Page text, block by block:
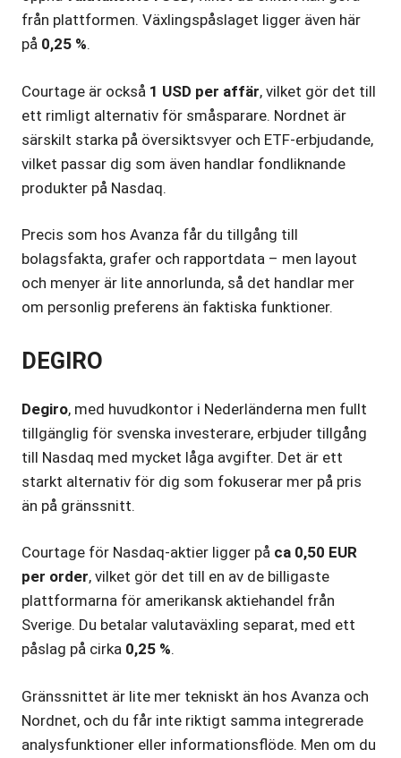
från plattformen. Växlingspåslaget ligger även här
på 0,25 %.
Courtage är också 1 USD per affär, vilket gör det till
ett rimligt alternativ för småsparare. Nordnet är
särskilt starka på översiktsvyer och ETF-erbjudande,
vilket passar dig som även handlar fondliknande
produkter på Nasdaq.
Precis som hos Avanza får du tillgång till
bolagsfakta, grafer och rapportdata – men layout
och menyer är lite annorlunda, så det handlar mer
om personlig preferens än faktiska funktioner.
DEGIRO
Degiro, med huvudkontor i Nederländerna men fullt
tillgänglig för svenska investerare, erbjuder tillgång
till Nasdaq med mycket låga avgifter. Det är ett
starkt alternativ för dig som fokuserar mer på pris
än på gränssnitt.
Courtage för Nasdaq-aktier ligger på ca 0,50 EUR
per order, vilket gör det till en av de billigaste
plattformarna för amerikansk aktiehandel från
Sverige. Du betalar valutaväxling separat, med ett
påslag på cirka 0,25 %.
Gränssnittet är lite mer tekniskt än hos Avanza och
Nordnet, och du får inte riktigt samma integrerade
analysfunktioner eller informationsflöde. Men om du